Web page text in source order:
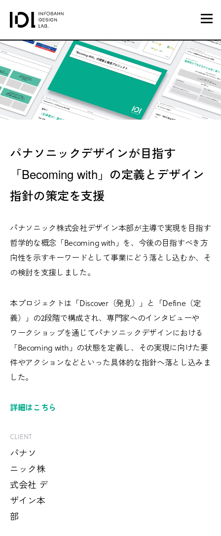
パナソニックデザインが目指す
「Becoming with」の定義とデザイン
指針の策定を支援
パナソニック株式会社デザイン本部が主導で実現を目指す
哲学的な概念「Becoming with」を、今後の目指すべき方
向性を示すキーワードとして事業にどう落とし込むか、そ
の検討を支援しました。
本プロジェクトは「Discover（発見）」と「Define（定
義）」の2段階で構成され、専門家へのインタビューや
ワークショップを通じてパナソニックデザインにおける
「Becoming with」の状態を定義し、その実現に向けた要
件やアクションなどといった具体的な指針へ落とし込みま
した。
詳細はこちら
CLIENT
パナソ
ニック株
式会社 デ
ザイン本
部